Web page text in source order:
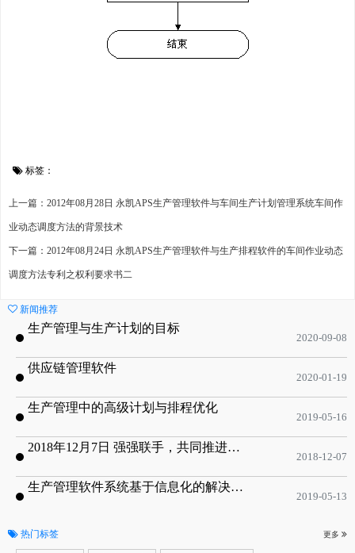
标签：
上一篇：2012年08月28日 永凯APS生产管理软件与车间生产计划管理系统车间作
业动态调度方法的背景技术
下一篇：2012年08月24日 永凯APS生产管理软件与生产排程软件的车间作业动态
调度方法专利之权利要求书二
新闻推荐
生产管理与生产计划的目标
2020-09-08
供应链管理软件
2020-01-19
生产管理中的高级计划与排程优化
2019-05-16
2018年12月7日 强强联手，共同推进电子器件领域APS应用典范 风华高科生产自动化工业互联网应用项目-APS项目启动会
2018-12-07
生产管理软件系统基于信息化的解决方案
2019-05-13
热门标签 更多